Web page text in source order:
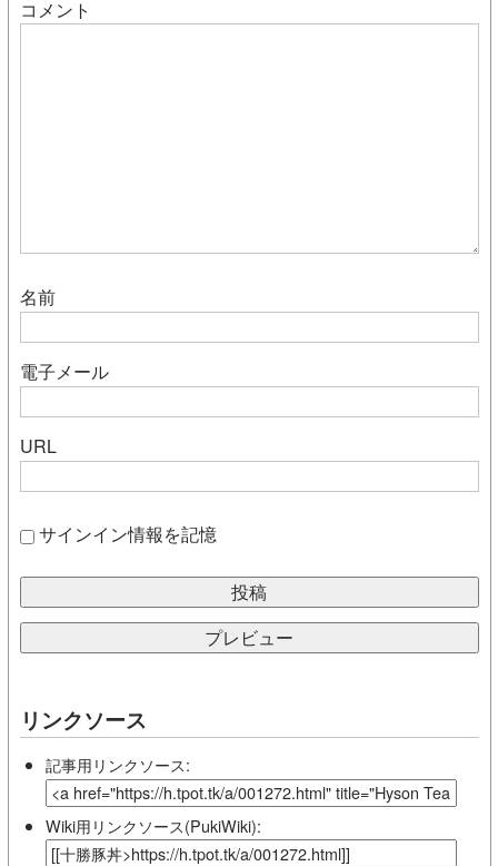
コメント
名前
電子メール
URL
サインイン情報を記憶
リンクソース
記事用リンクソース:
Wiki用リンクソース(PukiWiki):